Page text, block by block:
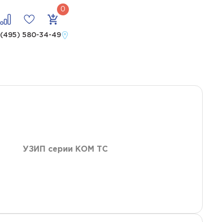
(495) 580-34-49
УЗИП серии КОМ ТС